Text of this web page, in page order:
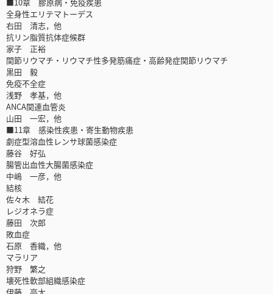
全身性エリテマトーデス
右田 清志，他
抗リン脂質抗体症候群
家子 正裕
関節リウマチ・リウマチ性多発筋痛症・高齢発症関節リウマチ
黒田 毅
免疫不全症
浅野 孝基，他
ANCA関連血管炎
山田 一宏，他
■11章 感染性疾患・寄生動物疾患
劇症型溶血性レンサ球菌感染症
藤谷 好弘
腸管出血性大腸菌感染症
中嶋 一彦，他
結核
佐々木 結花
レジオネラ症
藤田 次郎
敗血症
石原 香織，他
マラリア
狩野 繁之
壊死性軟部組織感染症